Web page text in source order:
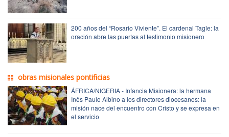
200 años del “Rosario Viviente”. El cardenal Tagle: la
oración abre las puertas al testimonio misionero
obras misionales pontificias
ÁFRICA/NIGERIA - Infancia Misionera: la hermana
Inês Paulo Albino a los directores diocesanos: la
misión nace del encuentro con Cristo y se expresa en
el servicio